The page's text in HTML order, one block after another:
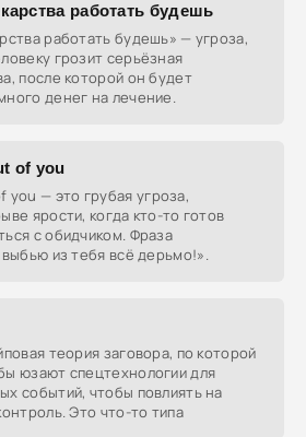
работать будешь
работать будешь» — угроза,
грозит серьёзная
после которой он будет
денег на лечение.
of you
— это грубая угроза,
ярости, когда кто-то готов
с обидчиком. Фраза
выбью из тебя всё дерьмо!».
теория заговора, по которой
юзают спецтехнологии для
событий, чтобы повлиять на
Это что-то типа